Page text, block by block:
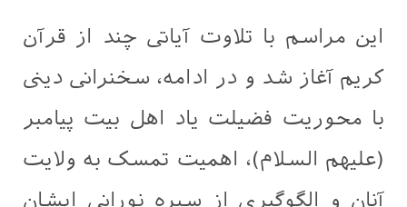
این مراسم با تلاوت آیاتی چند از قرآن
کریم آغاز شد و در ادامه، سخنرانی دینی
با محوریت فضیلت یاد اهل‌ بیت پیامبر
(علیهم السلام)، اهمیت تمسک به ولایت
آنان و الگوگیری از سیره نورانی ایشان